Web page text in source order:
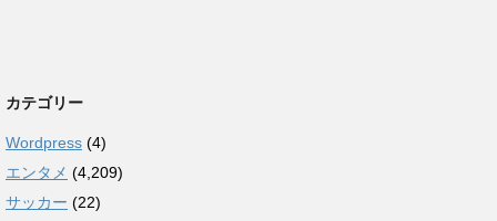
カテゴリー
Wordpress (4)
エンタメ (4,209)
サッカー (22)